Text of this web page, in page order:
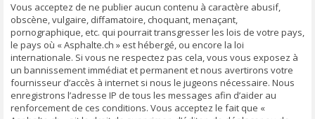
Vous acceptez de ne publier aucun contenu à caractère abusif,
obscène, vulgaire, diffamatoire, choquant, menaçant,
pornographique, etc. qui pourrait transgresser les lois de votre pays,
le pays où « Asphalte.ch » est hébergé, ou encore la loi
internationale. Si vous ne respectez pas cela, vous vous exposez à
un bannissement immédiat et permanent et nous avertirons votre
fournisseur d’accès à internet si nous le jugeons nécessaire. Nous
enregistrons l’adresse IP de tous les messages afin d’aider au
renforcement de ces conditions. Vous acceptez le fait que «